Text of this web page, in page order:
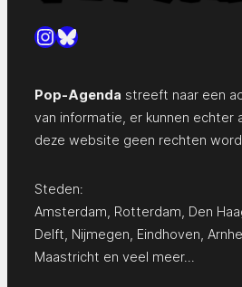
Instagram
Bluesky
Pop-Agenda streeft naar een
van informatie, er kunnen echter
deze website geen rechten
Steden:
Amsterdam Rotterdam Den
Delft Nijmegen Eindhoven
Maastricht en veel meer…